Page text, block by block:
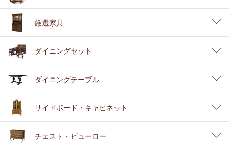
厳選家具
ダイニングセット
ダイニングテーブル
サイドボード・キャビネット
チェスト・ビューロー